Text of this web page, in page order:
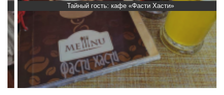
Тайный гость: кафе «Фасти Хасти»